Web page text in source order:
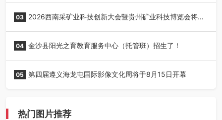
03 2026西南采矿业科技创新大会暨贵州矿业科技博览会将在
04 金沙县阳光之育教育服务中心（托管班）招生了！
05 第四届遵义海龙屯国际影像文化周将于8月15日开幕
热门图片推荐